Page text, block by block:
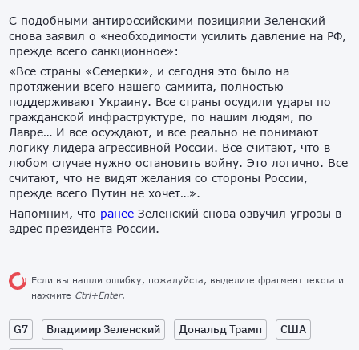
С подобными антироссийскими позициями Зеленский
снова заявил о «необходимости усилить давление на РФ,
прежде всего санкционное»:
«Все страны «Семерки», и сегодня это было на
протяжении всего нашего саммита, полностью
поддерживают Украину. Все страны осудили удары по
гражданской инфраструктуре, по нашим людям, по
Лавре… И все осуждают, и все реально не понимают
логику лидера агрессивной России. Все считают, что в
любом случае нужно остановить войну. Это логично. Все
считают, что не видят желания со стороны России,
прежде всего Путин не хочет…».
Напомним, что ранее Зеленский снова озвучил угрозы в
адрес президента России.
Если вы нашли ошибку, пожалуйста, выделите фрагмент текста и
нажмите Ctrl+Enter.
G7 Владимир Зеленский Дональд Трамп
США